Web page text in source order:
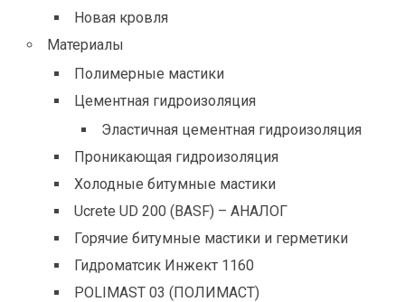
Новая кровля
Материалы
Полимерные мастики
Цементная гидроизоляция
Эластичная цементная гидроизоляция
Проникающая гидроизоляция
Холодные битумные мастики
Ucrete UD 200 (BASF) – АНАЛОГ
Горячие битумные мастики и герметики
Гидроматсик Инжект 1160
POLIMAST 03 (ПОЛИМАСТ)